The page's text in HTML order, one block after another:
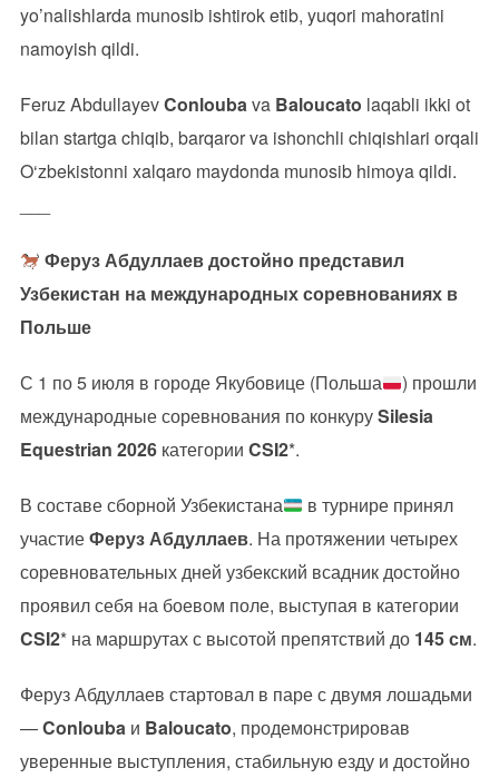
yo’nalishlarda munosib ishtirok etib, yuqori mahoratini
namoyish qildi.
Feruz AbdullayevConloubava Baloucato laqabli ikki ot
bilan startga chiqib, barqaror va ishonchli chiqishlari orqali
O‘zbekistonni xalqaro maydonda munosib himoya qildi.
Феруз Абдуллаев достойно представил
Узбекистан на международных соревнованиях в
Польше
С 1 по 5 июля в городе Якубовице (Польша
) прошли
международные соревнования по конкуруSilesia
Equestrian 2026категории CSI2*.
В составе сборной Узбекистана
в турнире принял
участиеФеруз Абдуллаев. На протяжении четырех
соревновательных дней узбекский всадник достойно
проявил себя на боевом поле, выступая в категории
CSI2* на маршрутах с высотой препятствий до 145 см.
Феруз Абдуллаев стартовал в паре с двумя лошадьми
—Conloubaи Baloucato, продемонстрировав
уверенные выступления, стабильную езду и достойно